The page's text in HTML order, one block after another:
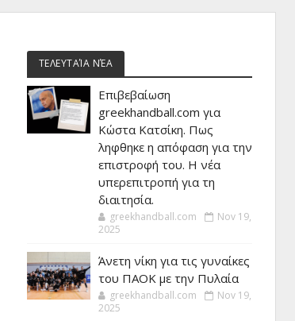
ΤΕΛΕΥΤΑΊΑ ΝΈΑ
Επιβεβαίωση
greekhandball.com για
Κώστα Κατσίκη. Πως
ληφθηκε η απόφαση για την
επιστροφή του. Η νέα
υπερεπιτροπή για τη
διαιτησία.
greekhandball.com
Nov 19,
2025
Άνετη νίκη για τις γυναίκες
του ΠΑΟΚ με την Πυλαία
greekhandball.com
Nov 19,
2025